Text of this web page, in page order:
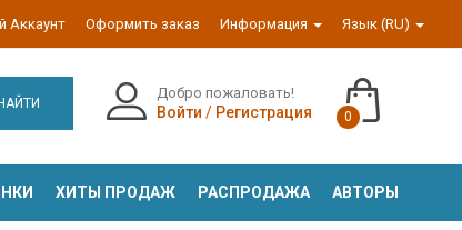
Аккаунт Оформить заказ Информация Язык (RU)
Добро пожаловать!
Войти / Регистрация 0
ХИТЫ ПРОДАЖ РАСПРОДАЖА АВТОРЫ